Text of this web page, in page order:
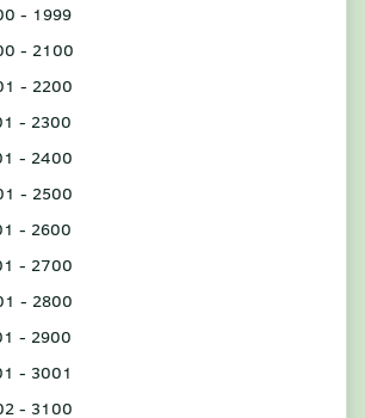
- 1999
- 2100
- 2200
- 2300
- 2400
- 2500
- 2600
- 2700
- 2800
- 2900
- 3001
- 3100